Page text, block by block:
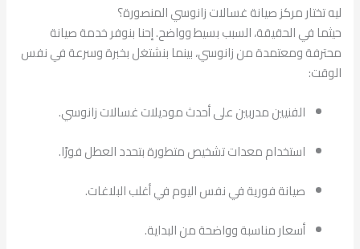
ليه تختار مركز صيانة غسالات زانوسي المنصورة؟
حيثما في الحقيقة، السبب بسيط وواضح. إحنا بنوفر خدمة صيانة
محترفة ومعتمدة من زانوسي، بينما بنشتغل بخبرة وسرعة في نفس
الوقت:
الفنيين مدربين على أحدث موديلات غسالات زانوسي.
استخدام معدات تشخيص متطورة بتحدد العطل فورًا.
صيانة فورية في نفس اليوم في أغلب البلاغات.
أسعار مناسبة وواضحة من البداية.